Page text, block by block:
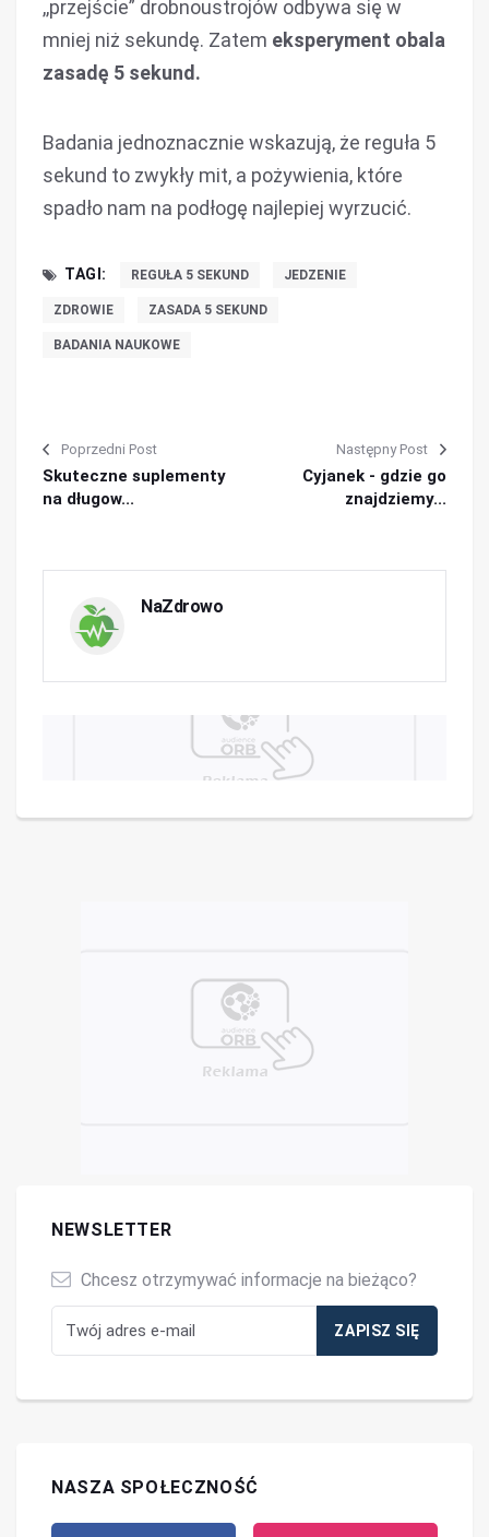
,,przejście” drobnoustrojów odbywa się w
mniej niż sekundę. Zatem eksperyment obala
zasadę 5 sekund.
Badania jednoznacznie wskazują, że reguła 5
sekund to zwykły mit, a pożywienia, które
spadło nam na podłogę najlepiej wyrzucić.
TAGI: REGUŁA 5 SEKUND JEDZENIE
ZDROWIE ZASADA 5 SEKUND
BADANIA NAUKOWE
Poprzedni Post
Skuteczne suplementy
na długow...
Następny Post
Cyjanek - gdzie go
znajdziemy...
NaZdrowo
NEWSLETTER
Chcesz otrzymywać informacje na bieżąco?
NASZA SPOŁECZNOŚĆ